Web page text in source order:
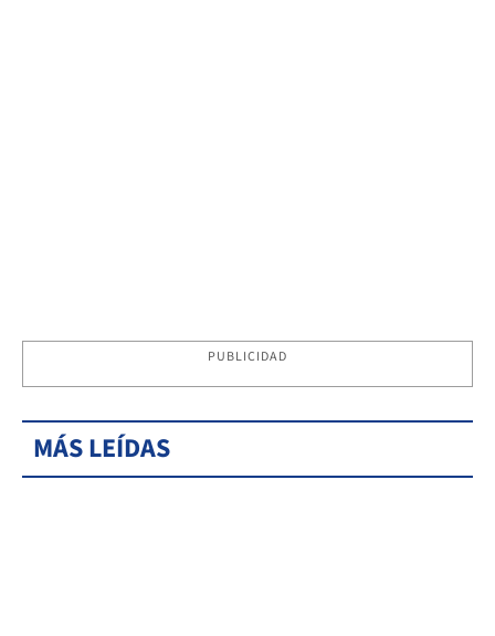
PUBLICIDAD
MÁS LEÍDAS